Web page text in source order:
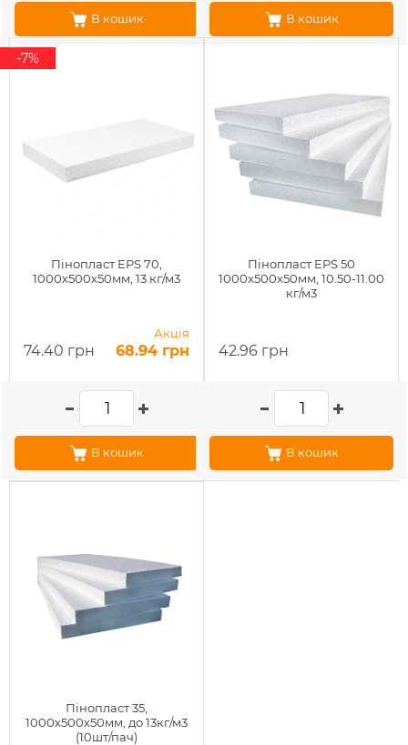
В кошик В кошик
Пінопласт EPS 70,
1000х500х50мм, 13 кг/м3
-7%
74.40 грн
Акція
68.94 грн
В кошик
Пінопласт EPS 50
1000х500х50мм, 10.50-11.00
кг/м3
42.96 грн
В кошик
Пінопласт 35,
1000х500х50мм, до 13кг/м3
(10шт/пач)